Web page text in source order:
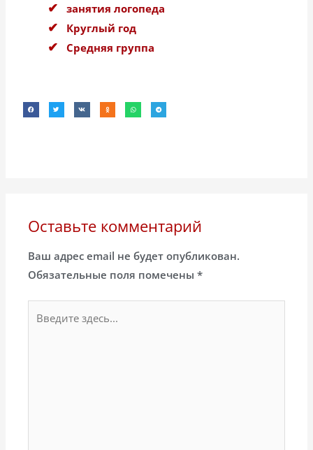
занятия логопеда
Круглый год
Средняя группа
Оставьте комментарий
Ваш адрес email не будет опубликован.
Обязательные поля помечены*
здесь...